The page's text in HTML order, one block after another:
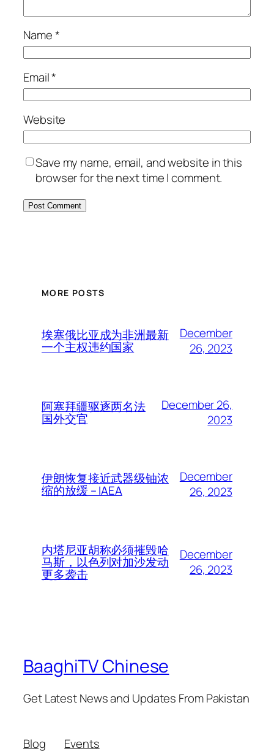
Name*
Email*
Website
Save my name, email, and website in this
browser for the next time I comment.
MORE POSTS
埃塞俄比亚成为非洲最新
一个主权违约国家
December
26, 2023
阿塞拜疆驱逐两名法
国外交官
December 26,
2023
伊朗恢复接近武器级铀浓
缩的放缓 – IAEA
December
26, 2023
内塔尼亚胡称必须摧毁哈
马斯，以色列对加沙发动
更多袭击
December
26, 2023
BaaghiTV Chinese
Get Latest News and Updates From Pakistan
Blog
Events